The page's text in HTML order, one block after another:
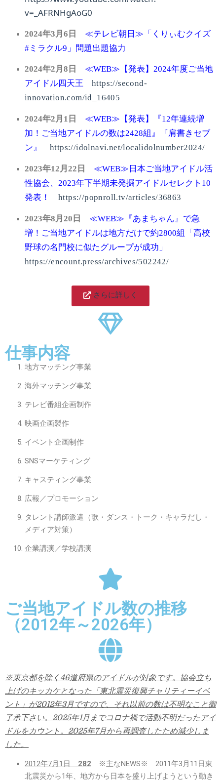
v=_AFRNHgAoG0
2024年3月 6 日
≪テレビ朝日≫「くりぃむクイズ
# ミラクル9 」問題出題協力
2024年2月 8 日 ≪WEB≫【発表】 2024年度ご当地
アイドル四天王
https://second-
innovation.com/id_16405
2024年2月 1 日 ≪WEB≫【発表】『12年連続増
加！ご当地アイドルの数は2428組』『肩書きセブ
ン』
https://idolnavi.net/localidolnumber2024/
2023年12月 22 日 ≪WEB≫日本ご当地アイドル活
性協会、 2023年下半期未発掘アイドルセレクト 10
発表！
https://popnroll.tv/articles/36863
2023年8月 20 日 ≪WEB≫『あまちゃん』で急
増！ご当地アイドルは地方だけで約2800組「高校
野球の名門校に似たグループが成功」
https://encount.press/archives/502242/
さらに詳しく
仕事内容
地方マッチング事業
海外マッチング事業
テレビ番組企画制作
映画企画製作
イベント企画制作
SNSマーケティング
キャスティング事業
広報／プロモーション
タレント講師派遣（歌・ダンス・トーク・キャラだし・
メディア対策）
企業講演／学校講演
ご当地アイドル数の推移
（2012年～2026年）
※東京都を除く46道府県のアイドルが対象です。協会立ち
上げのキッカケとなった「東北震災復興チャリティーイベ
ント」が2012年3月ですので、それ以前の数は不明なこと御
了承下さい。2025年1月までコロナ禍で活動不明だったアイ
ドルをカウント。2025年7月から再調査したため減少しま
した。
2012年7月1日 282 ※主なNEWS※ 2011年3月11日東
北震災から1年、地方から日本を盛り上げようという動き